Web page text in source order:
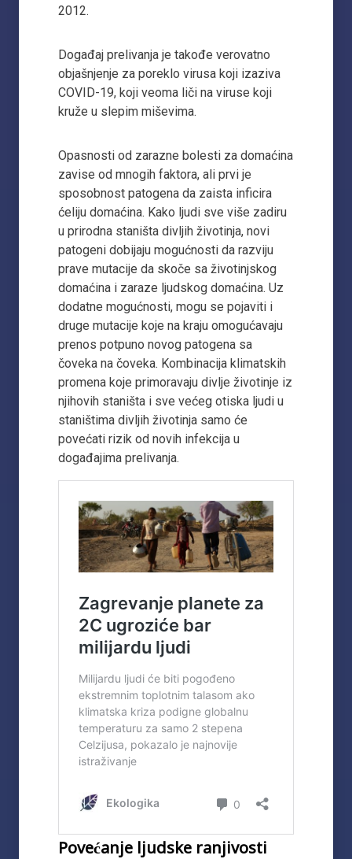
2012.
Događaj prelivanja je takođe verovatno
objašnjenje za poreklo virusa koji izaziva
COVID-19, koji veoma liči na viruse koji
kruže u slepim miševima.
Opasnosti od zarazne bolesti za domaćina
zavise od mnogih faktora, ali prvi je
sposobnost patogena da zaista inficira
ćeliju domaćina. Kako ljudi sve više zadiru
u prirodna staništa divljih životinja, novi
patogeni dobijaju mogućnosti da razviju
prave mutacije da skoče sa životinjskog
domaćina i zaraze ljudskog domaćina. Uz
dodatne mogućnosti, mogu se pojaviti i
druge mutacije koje na kraju omogućavaju
prenos potpuno novog patogena sa
čoveka na čoveka. Kombinacija klimatskih
promena koje primoravaju divlje životinje iz
njihovih staništa i sve većeg otiska ljudi u
staništima divljih životinja samo će
povećati rizik od novih infekcija u
događajima prelivanja.
Povećanje ljudske ranjivosti